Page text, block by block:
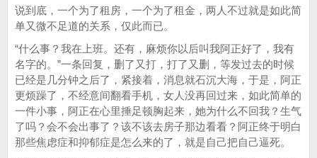
说到底，一个为了租房，一个为了租金，两人不过就是如此简
单又微不足道的关系，仅此而已。
“什么事？我在上班。还有，麻烦你以后叫我阿正好了，我有
名字的。”一条回复，删了又打，打了又删，等发过去的时候
已经是几分钟之后了，紧接着，消息就石沉大海，于是，阿正
更烦躁了，不经意间翻看手机，女人没再回过来，如此简单的
一件小事，阿正在心里捶足顿胸起来，她为什么不回我？生气
了吗？会不会出事了？该不该去房子那边看看？阿正终于明白
那些焦虑症和抑郁症是怎么来的了，就是自己把自己逼死。